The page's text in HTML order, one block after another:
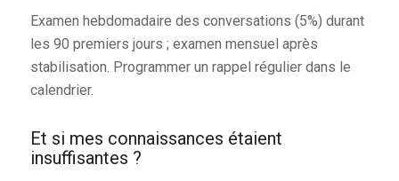
Examen hebdomadaire des conversations (5%) durant
les 90 premiers jours ; examen mensuel après
stabilisation. Programmer un rappel régulier dans le
calendrier.
Et si mes connaissances étaient
insuffisantes ?